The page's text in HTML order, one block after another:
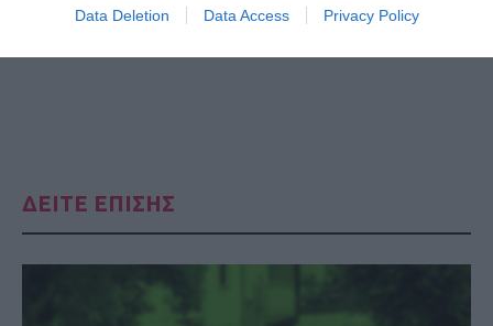
Data Deletion Data Access Privacy Policy
ΔΕΙΤΕ ΕΠΙΣΗΣ